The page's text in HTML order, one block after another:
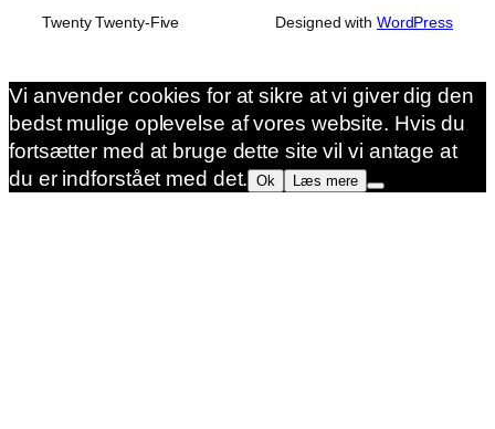
Twenty Twenty-Five Designed with WordPress
Vi anvender cookies for at sikre at vi giver dig den
bedst mulige oplevelse af vores website. Hvis du
fortsætter med at bruge dette site vil vi antage at
du er indforstået med det. Ok Læs mere